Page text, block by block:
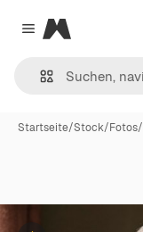
Close menu
Magnific
Startseite/Stock/Fotos/